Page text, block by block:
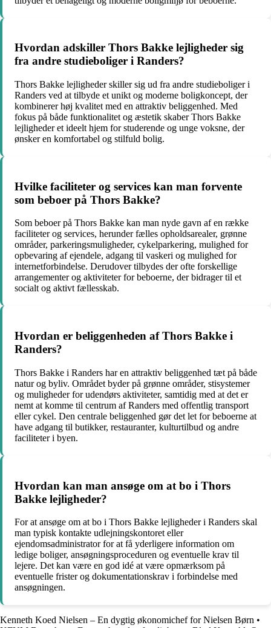
Hvordan adskiller Thors Bakke lejligheder sig
fra andre studieboliger i Randers?
Thors Bakke lejligheder skiller sig ud fra andre studieboliger i
Randers ved at tilbyde et unikt og moderne boligkoncept, der
kombinerer høj kvalitet med en attraktiv beliggenhed. Med
fokus på både funktionalitet og æstetik skaber Thors Bakke
lejligheder et ideelt hjem for studerende og unge voksne, der
ønsker en komfortabel og stilfuld bolig.
Hvilke faciliteter og services kan man forvente
som beboer på Thors Bakke?
Som beboer på Thors Bakke kan man nyde gavn af en række
faciliteter og services, herunder fælles opholdsarealer, grønne
områder, parkeringsmuligheder, cykelparkering, mulighed for
opbevaring af ejendele, adgang til vaskeri og mulighed for
internetforbindelse. Derudover tilbydes der ofte forskellige
arrangementer og aktiviteter for beboerne, der bidrager til et
socialt og aktivt fællesskab.
Hvordan er beliggenheden af Thors Bakke i
Randers?
Thors Bakke i Randers har en attraktiv beliggenhed tæt på både
natur og byliv. Området byder på grønne områder, stisystemer
og muligheder for udendørs aktiviteter, samtidig med at det er
nemt at komme til centrum af Randers med offentlig transport
eller cykel. Den centrale beliggenhed gør det let for beboerne at
have adgang til butikker, restauranter, kulturtilbud og andre
faciliteter i byen.
Hvordan kan man ansøge om at bo i Thors
Bakke lejligheder?
For at ansøge om at bo i Thors Bakke lejligheder i Randers skal
man typisk kontakte udlejningskontoret eller
ejendomsadministrator for at få yderligere information om
ledige boliger, ansøgningsproceduren og eventuelle krav til
lejere. Det kan være en god idé at være opmærksom på
eventuelle frister og dokumentationskrav i forbindelse med
ansøgningen.
Kenneth Koed Nielsen – En dygtig økonomichef for Nielsen Børn •